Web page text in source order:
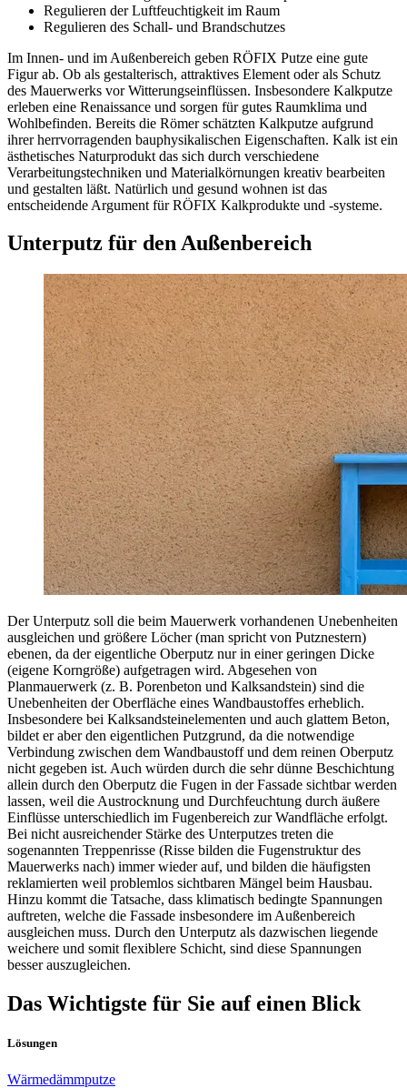
Regulieren der Luftfeuchtigkeit im Raum
Regulieren des Schall- und Brandschutzes
Im Innen- und im Außenbereich geben RÖFIX Putze eine gute
Figur ab. Ob als gestalterisch, attraktives Element oder als Schutz
des Mauerwerks vor Witterungseinflüssen. Insbesondere Kalkputze
erleben eine Renaissance und sorgen für gutes Raumklima und
Wohlbefinden. Bereits die Römer schätzten Kalkputze aufgrund
ihrer herrvorragenden bauphysikalischen Eigenschaften. Kalk ist ein
ästhetisches Naturprodukt das sich durch verschiedene
Verarbeitungstechniken und Materialkörnungen kreativ bearbeiten
und gestalten läßt. Natürlich und gesund wohnen ist das
entscheidende Argument für RÖFIX Kalkprodukte und -systeme.
Unterputz für den Außenbereich
Der Unterputz soll die beim Mauerwerk vorhandenen Unebenheiten
ausgleichen und größere Löcher (man spricht von Putznestern)
ebenen, da der eigentliche Oberputz nur in einer geringen Dicke
(eigene Korngröße) aufgetragen wird. Abgesehen von
Planmauerwerk (z. B. Porenbeton und Kalksandstein) sind die
Unebenheiten der Oberfläche eines Wandbaustoffes erheblich.
Insbesondere bei Kalksandsteinelementen und auch glattem Beton,
bildet er aber den eigentlichen Putzgrund, da die notwendige
Verbindung zwischen dem Wandbaustoff und dem reinen Oberputz
nicht gegeben ist. Auch würden durch die sehr dünne Beschichtung
allein durch den Oberputz die Fugen in der Fassade sichtbar werden
lassen, weil die Austrocknung und Durchfeuchtung durch äußere
Einflüsse unterschiedlich im Fugenbereich zur Wandfläche erfolgt.
Bei nicht ausreichender Stärke des Unterputzes treten die
sogenannten Treppenrisse (Risse bilden die Fugenstruktur des
Mauerwerks nach) immer wieder auf, und bilden die häufigsten
reklamierten weil problemlos sichtbaren Mängel beim Hausbau.
Hinzu kommt die Tatsache, dass klimatisch bedingte Spannungen
auftreten, welche die Fassade insbesondere im Außenbereich
ausgleichen muss. Durch den Unterputz als dazwischen liegende
weichere und somit flexiblere Schicht, sind diese Spannungen
besser auszugleichen.
Das Wichtigste für Sie auf einen Blick
Lösungen
Wärmedämmputze